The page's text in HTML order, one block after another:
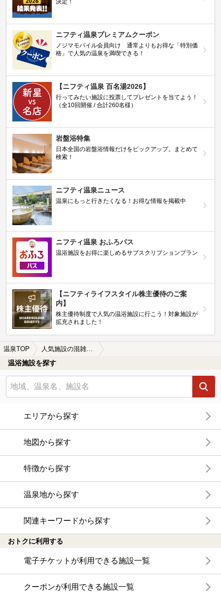
決定！
ニフティ温泉プレミアムクーポン
ノジマモバイル会員向け 通常よりもお得な「特別価
格」で人気の温泉を満喫できる！
【ニフティ温泉 百名湯2026】
行ってみたい施設に投票してプレゼントを当てよう！
（全10回開催 / 合計260名様）
岩盤浴特集
日本全国の岩盤浴情報だけをピックアップ。まとめて
検索！
ニフティ温泉ニュース
温泉にもっと行きたくなる！お得な情報を掲載中
ニフティ温泉 おふろパス
温浴施設をお得に楽しめるサブスクリプションプラン
【ニフティライフスタイル株主優待のご案
内】
株主優待制度で人気の温浴施設に行こう！対象施設が
拡充されました！
温泉TOP 人気施設の混雑情報公開中！
温浴施設を探す
エリアから探す
地図から探す
特徴から探す
温泉地から探す
関連キーワードから探す
おトクに利用する
電子チケットが利用できる施設一覧
クーポンが利用できる施設一覧